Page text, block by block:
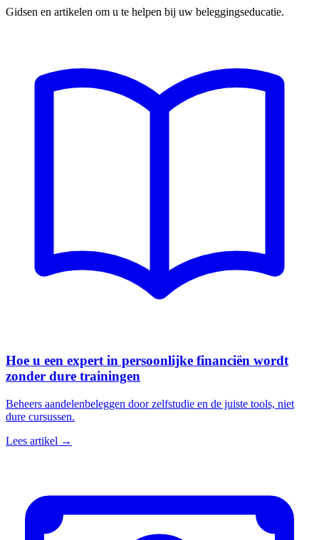
Gidsen en artikelen om u te helpen bij uw beleggingseducatie.
Hoe u een expert in persoonlijke financiën wordt
zonder dure trainingen
Beheers aandelenbeleggen door zelfstudie en de juiste tools, niet
dure cursussen.
Lees artikel →